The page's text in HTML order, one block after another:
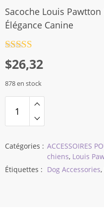
Sacoche Louis
Élégance Canine
sur 5
$26,32
878 en stock
Catégories : ACCESSOIRES
chiens, Louis
Étiquettes : Dog Accessories,